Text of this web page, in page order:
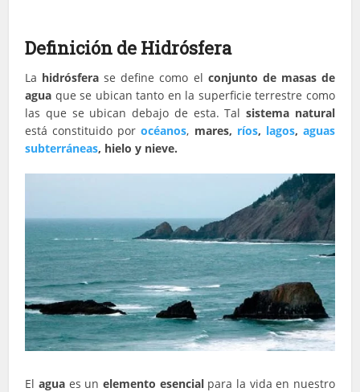
Definición de Hidrósfera
La hidrósfera se define como el conjunto de masas de
agua que se ubican tanto en la superficie terrestre como
las que se ubican debajo de esta. Talsistema natural
está constituido porocéanos, mares, ríos, lagos, aguas
subterráneas, hielo y nieve.
El aguaes un elemento esencialpara la vida en nuestro